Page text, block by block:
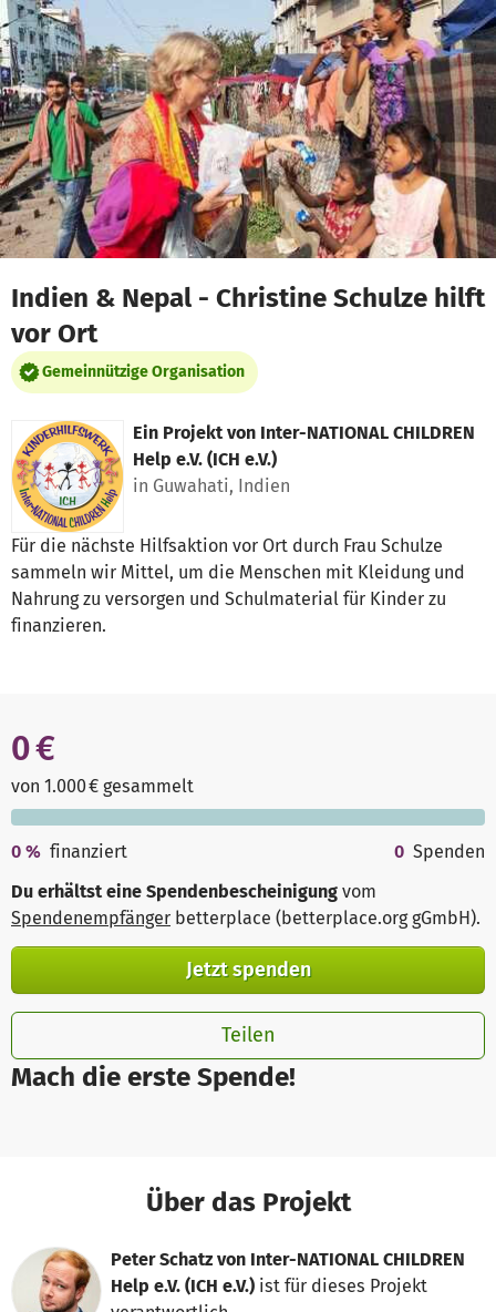
Zum Hauptinhalt springen
Erklärung zur Barrierefreiheit anzeigen
Indien & Nepal - Christine Schulze hilft
vor Ort
Gemeinnützige Organisation
Ein Projekt von Inter-NATIONAL CHILDREN
Help e.V. (ICH e.V.)
in Guwahati, Indien
Für die nächste Hilfsaktion vor Ort durch Frau Schulze
sammeln wir Mittel, um die Menschen mit Kleidung und
Nahrung zu versorgen und Schulmaterial für Kinder zu
finanzieren.
Mach die erste Spende!
0 €
von 1.000 € gesammelt
0 % finanziert 0 Spenden
Du erhältst eine Spendenbescheinigung vom
Spendenempfänger betterplace (betterplace.org gGmbH).
Jetzt spenden
Teilen
Über das Projekt
Peter Schatz von Inter-NATIONAL CHILDREN
Help e.V. (ICH e.V.) ist für dieses Projekt